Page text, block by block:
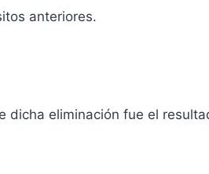
anteriores.
eliminación fue el